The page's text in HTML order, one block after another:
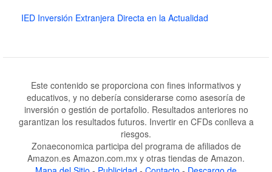
IED Inversión Extranjera Directa en la Actualidad
Este contenido se proporciona con fines informativos y
educativos, y no debería considerarse como asesoría de
inversión o gestión de portafolio. Resultados anteriores no
garantizan los resultados futuros. Invertir en CFDs conlleva a
riesgos.
Zonaeconomica participa del programa de afiliados de
Amazon.es Amazon.com.mx y otras tiendas de Amazon.